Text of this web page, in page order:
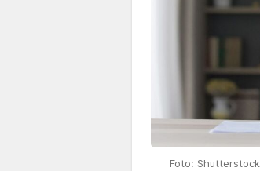
Foto: Shutterstock